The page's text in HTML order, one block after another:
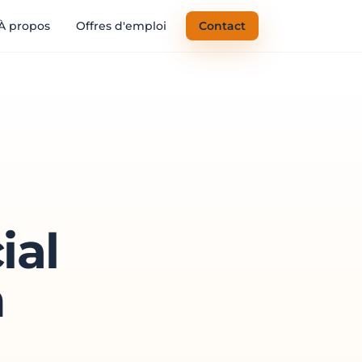
propos Offres d'emploi Contact